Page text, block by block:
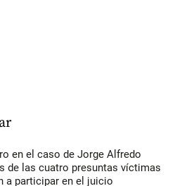
en el caso de Jorge Alfredo
de las cuatro presuntas víctimas
a participar en el juicio